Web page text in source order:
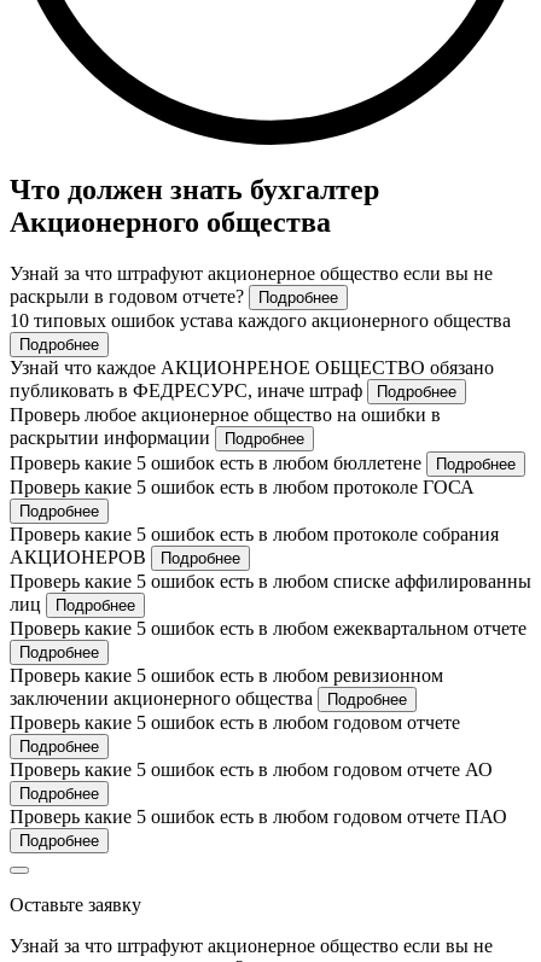
Что должен знать бухгалтер
Акционерного общества
Узнай за что штрафуют акционерное общество если вы не
раскрыли в годовом отчете?
Подробнее
10 типовых ошибок устава каждого акционерного общества
Подробнее
Узнай что каждое АКЦИОНРЕНОЕ ОБЩЕСТВО обязано
публиковать в ФЕДРЕСУРС, иначе штраф
Подробнее
Проверь любое акционерное общество на ошибки в
раскрытии информации
Подробнее
Проверь какие 5 ошибок есть в любом бюллетене Подробнее
Проверь какие 5 ошибок есть в любом протоколе ГОСА
Подробнее
Проверь какие 5 ошибок есть в любом протоколе собрания
АКЦИОНЕРОВ
Подробнее
Проверь какие 5 ошибок есть в любом списке аффилированны
лиц
Подробнее
Проверь какие 5 ошибок есть в любом ежеквартальном отчете
Подробнее
Проверь какие 5 ошибок есть в любом ревизионном
заключении акционерного общества
Подробнее
Проверь какие 5 ошибок есть в любом годовом отчете
Подробнее
Проверь какие 5 ошибок есть в любом годовом отчете АО
Подробнее
Проверь какие 5 ошибок есть в любом годовом отчете ПАО
Подробнее
Оставьте заявку
Узнай за что штрафуют акционерное общество если вы не